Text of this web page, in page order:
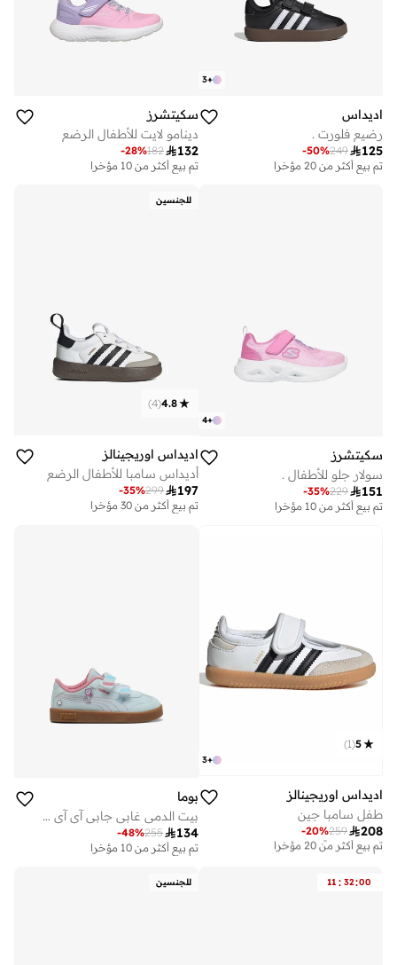
+
3
اديداس
رضيع فلورت .
125
249
-50%
تم بيع أكثر من 20 مؤخرا
سكيتشرز
دينامو لايت للأطفال الرضع
132
182
-28%
تم بيع أكثر من 10 مؤخرا
+
4
سكيتشرز
سولار جلو للأطفال .
151
229
-35%
تم بيع أكثر من 10 مؤخرا
للجنسين
4.8
(
4
)
اديداس اوريجينالز
أديداس سامبا للأطفال الرضع
197
299
-35%
تم بيع أكثر من 30 مؤخرا
+
3
5
(
1
)
اديداس اوريجينالز
طفل سامبا جين
208
259
-20%
توصيل مجاني
تم بيع أكثر من 20 مؤخرا
بوما
بيت الدمى غابي جابي آي آي إنفانت كلوب
134
255
-48%
تم بيع أكثر من 10 مؤخرا
11 : 32:00 للجنسين